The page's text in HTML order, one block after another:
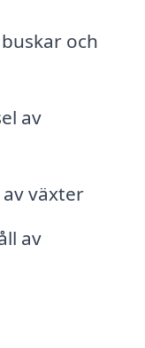
och
av
växter
av